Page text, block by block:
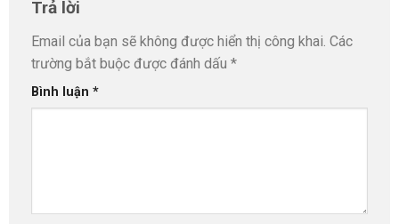
Trả lời
Email của bạn sẽ không được hiển thị công khai. Các
trường bắt buộc được đánh dấu *
Bình luận *